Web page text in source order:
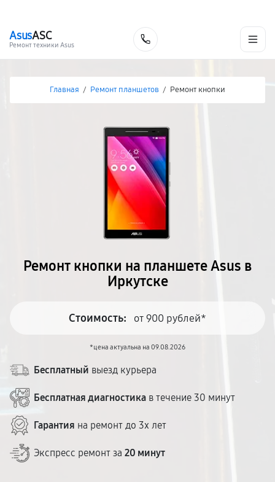
AsusASC
Ремонт техники Asus
Главная / Ремонт планшетов / Ремонт кнопки
Ремонт кнопки на планшете Asus в
Иркутске
Стоимость: от 900 рублей*
*цена актуальна на 09.08.2026
Бесплатный выезд курьера
Бесплатная диагностика в течение 30 минут
Гарантия на ремонт до 3х лет
Экспресс ремонт за 20 минут